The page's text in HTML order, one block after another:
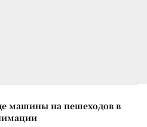
машины на пешеходов в